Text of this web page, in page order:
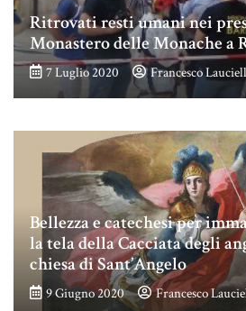
Ritrovati resti umani nei
Monastero delle Monache a
7 Luglio 2020 Francesco
Bellezza e catechesi per
la tela della Cacciata degli
chiesa di Sant’Angelo
9 Giugno 2020 Francesco